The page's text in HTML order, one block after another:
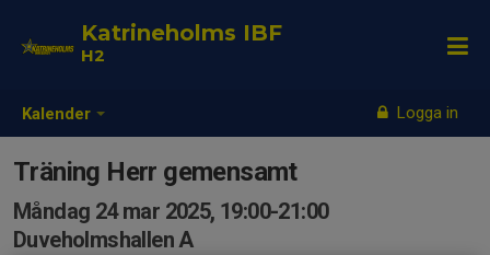
Kalender Logga in
Katrineholms IBF
H2
Träning Herr gemensamt
Måndag 24 mar 2025, 19:00-21:00
Duveholmshallen A